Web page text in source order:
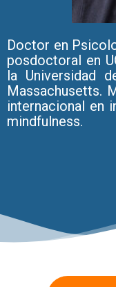
Doctor en
posdoctoral en
la Universidad
Massachusetts.
internacional en
mindfulness.